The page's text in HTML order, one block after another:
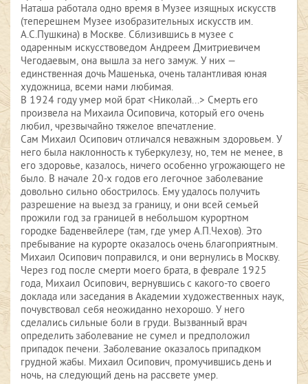
Наташа работала одно время в Музее изящных искусств
(теперешнем Музее изобразительных искусств им.
А.С.Пушкина) в Москве. Сблизившись в музее с
одаренным искусствоведом Андреем Дмитриевичем
Чегодаевым, она вышла за него замуж. У них —
единственная дочь Машенька, очень талантливая юная
художница, всеми нами любимая.
В 1924 году умер мой брат <Николай...> Смерть его
произвела на Михаила Осиповича, который его очень
любил, чрезвычайно тяжелое впечатление.
Сам Михаил Осипович отличался неважным здоровьем. У
него была наклонность к туберкулезу, но, тем не менее, в
его здоровье, казалось, ничего особенно угрожающего не
было. В начале 20-х годов его легочное заболевание
довольно сильно обострилось. Ему удалось получить
разрешение на выезд за границу, и они всей семьей
прожили год за границей в небольшом курортном
городке Баденвейлере (там, где умер А.П.Чехов). Это
пребывание на курорте оказалось очень благоприятным.
Михаил Осипович поправился, и они вернулись в Москву.
Через год после смерти моего брата, в феврале 1925
года, Михаил Осипович, вернувшись с какого-то своего
доклада или заседания в Академии художественных наук,
почувствовал себя неожиданно нехорошо. У него
сделались сильные боли в груди. Вызванный врач
определить заболевание не сумел и предположил
припадок печени. Заболевание оказалось припадком
грудной жабы. Михаил Осипович, промучившись день и
ночь, на следующий день на рассвете умер.